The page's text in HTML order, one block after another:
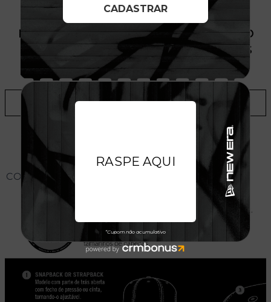
PRODUTO SEM ESTOQUE DÍSPONÍVEL NO
SITE, CONSULTE A DISPONIBILIDADE NAS
LOJAS
ADICIONAR A LISTA DE DESEJOS
CONHEÇA O MODELO DO BONÉ